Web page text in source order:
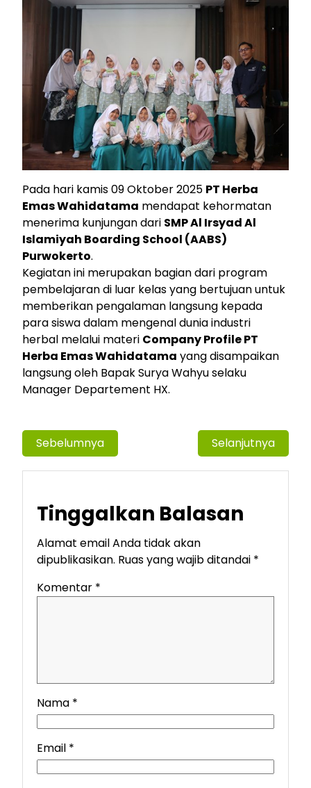
Pada hari kamis 09 Oktober 2025 PT Herba
Emas Wahidatama mendapat kehormatan
menerima kunjungan dari SMP Al Irsyad Al
Islamiyah Boarding School (AABS)
Purwokerto.
Kegiatan ini merupakan bagian dari program
pembelajaran di luar kelas yang bertujuan untuk
memberikan pengalaman langsung kepada
para siswa dalam mengenal dunia industri
herbal melalui materi Company Profile PT
Herba Emas Wahidatama yang disampaikan
langsung oleh Bapak Surya Wahyu selaku
Manager Departement HX.
Sebelumnya Selanjutnya
Tinggalkan Balasan
Alamat email Anda tidak akan
dipublikasikan. Ruas yang wajib ditandai *
Komentar *
Nama *
Email *